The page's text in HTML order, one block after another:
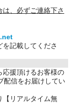
、必ずご連絡下さ
記載してくださ
応援頂けるお客様の
配信をお届けしてい
【リアルタイム無